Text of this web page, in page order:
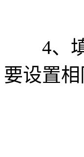
4、填
要设置相